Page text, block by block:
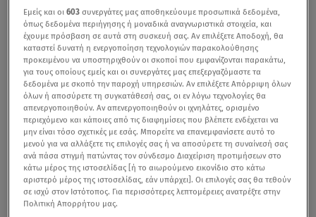
Εμείς και οι603 συνεργάτες μας αποθηκεύουμε προσωπικά δεδομένα,
όπως δεδομένα περιήγησης ή μοναδικά αναγνωριστικά στοιχεία, και
έχουμε πρόσβαση σε αυτά στη συσκευή σας. Αν επιλέξετε Αποδοχή, θα
καταστεί δυνατή η ενεργοποίηση τεχνολογιών παρακολούθησης
προκειμένου να υποστηριχθούν οι σκοποί που εμφανίζονται παρακάτω,
για τους οποίους εμείς και οι συνεργάτες μας επεξεργαζόμαστε τα
δεδομένα με σκοπό την παροχή υπηρεσιών. Αν επιλέξετε Απόρριψη όλων
όλων ή αποσύρετε τη συγκατάθεσή σας, οι εν λόγω τεχνολογίες θα
απενεργοποιηθούν. Αν απενεργοποιηθούν οι ιχνηλάτες, ορισμένο
περιεχόμενο και κάποιες από τις διαφημίσεις που βλέπετε ενδέχεται να
μην είναι τόσο σχετικές με εσάς. Μπορείτε να επανεμφανίσετε αυτό το
μενού για να αλλάξετε τις επιλογές σας ή να αποσύρετε τη συναίνεσή σας
ανά πάσα στιγμή πατώντας τον σύνδεσμο Διαχείριση προτιμήσεων στο
κάτω μέρος της ιστοσελίδας [ή το αιωρούμενο εικονίδιο στο κάτω
αριστερό μέρος της ιστοσελίδας, εάν υπάρχει]. Οι επιλογές σας θα τεθούν
σε ισχύ στον Ιστότοπος. Για περισσότερες λεπτομέρειες ανατρέξτε στην
Πολιτική Απορρήτου μας.